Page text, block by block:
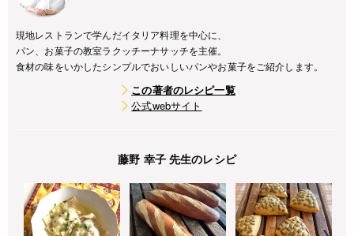
現地レストランで学んだイタリア料理を中心に、
パン、お菓子の教室ラクッチーナサッチを主催。
食材の味をいかしたシンプルでおいしいパンやお菓子をご紹介します。
この著者のレシピ一覧
公式webサイト
藤野 幸子 先生のレシピ